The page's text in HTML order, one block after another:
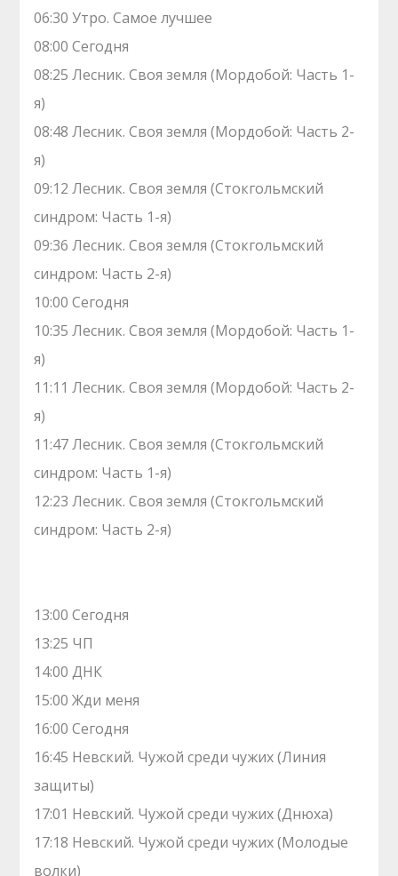
06:30 Утро. Самое лучшее
08:00 Сегодня
08:25 Лесник. Своя земля (Мордобой: Часть 1-
я)
08:48 Лесник. Своя земля (Мордобой: Часть 2-
я)
09:12 Лесник. Своя земля (Стокгольмский
синдром: Часть 1-я)
09:36 Лесник. Своя земля (Стокгольмский
синдром: Часть 2-я)
10:00 Сегодня
10:35 Лесник. Своя земля (Мордобой: Часть 1-
я)
11:11 Лесник. Своя земля (Мордобой: Часть 2-
я)
11:47 Лесник. Своя земля (Стокгольмский
синдром: Часть 1-я)
12:23 Лесник. Своя земля (Стокгольмский
синдром: Часть 2-я)
13:00 Сегодня
13:25 ЧП
14:00 ДНК
15:00 Жди меня
16:00 Сегодня
16:45 Невский. Чужой среди чужих (Линия
защиты)
17:01 Невский. Чужой среди чужих (Днюха)
17:18 Невский. Чужой среди чужих (Молодые
волки)